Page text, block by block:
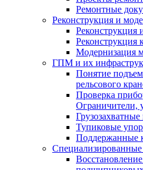
Ремонтные
Реконструкция и
Реконструкция
Реконструкция
Модернизация
ГПМ и их
Понятие
рельсового
Проверка
Ограничители,
Тупиковые
Поддержанные
Cпециализированные